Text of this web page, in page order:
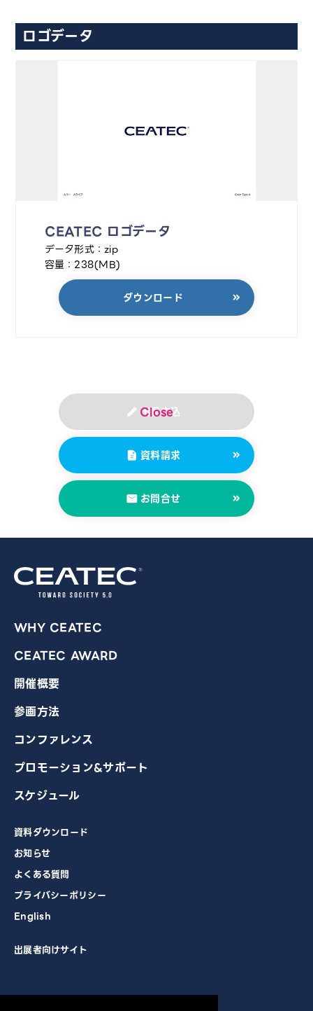
出展申込
資料請求
お問合せ
ロゴデータ
CEATEC ロゴデータ
データ形式：zip
容量：238(MB)
ダウンロード
WHY CEATEC
CEATEC AWARD
開催概要
参画方法
コンファレンス
プロモーション&サポート
スケジュール
資料ダウンロード
お知らせ
よくある質問
プライバシーポリシー
English
出展者向けサイト